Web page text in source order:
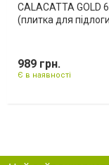
CALACATTA GOLD
(плитка для підлоги
989 грн.
Є в наявності